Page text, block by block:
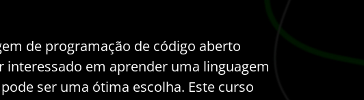
de programação de código aberto
interessado em aprender uma linguagem
ser uma ótima escolha. Este curso